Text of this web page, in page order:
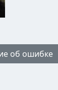
об ошибке